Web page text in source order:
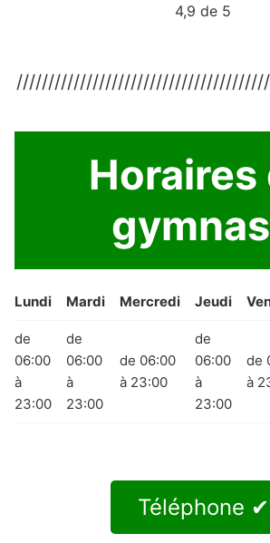
4,9 de 5
Horaires
Lundi Mardi Mercredi Jeudi
de
06:00
à
23:00
de
06:00
à
23:00
de 06:00
à 23:00
de
06:00
à
23:00
de
à
Téléphone ✔